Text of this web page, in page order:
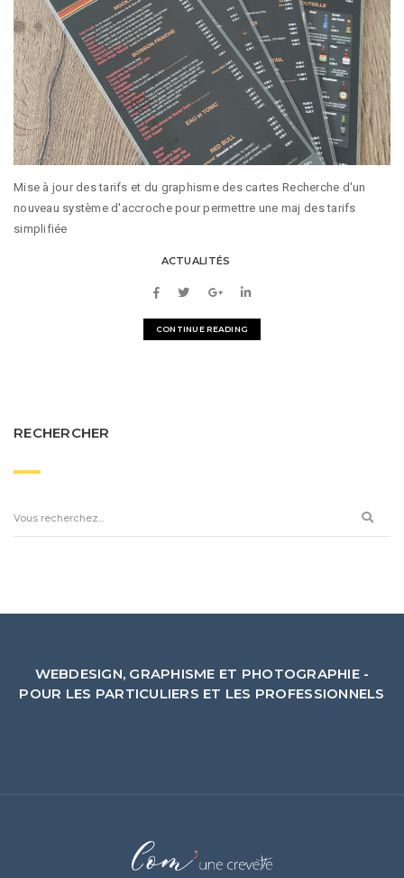
Mise à jour des tarifs et du graphisme des cartes Recherche d'un
nouveau système d'accroche pour permettre une maj des tarifs
simplifiée
ACTUALITÉS
CONTINUE READING
RECHERCHER
WEBDESIGN, GRAPHISME ET PHOTOGRAPHIE -
POUR LES PARTICULIERS ET LES PROFESSIONNELS